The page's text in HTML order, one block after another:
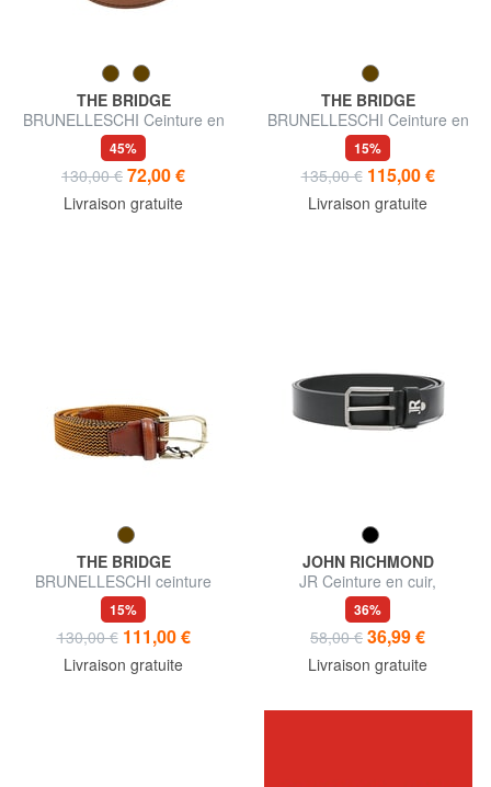
THE BRIDGE
BRUNELLESCHI Ceinture en
cuir
45%
130,00 € 72,00 €
Livraison gratuite
THE BRIDGE
BRUNELLESCHI Ceinture en
cuir double face
15%
135,00 € 115,00 €
Livraison gratuite
THE BRIDGE
BRUNELLESCHI ceinture
tressée
15%
130,00 € 111,00 €
Livraison gratuite
JOHN RICHMOND
JR Ceinture en cuir,
raccourcissable
36%
58,00 € 36,99 €
Livraison gratuite